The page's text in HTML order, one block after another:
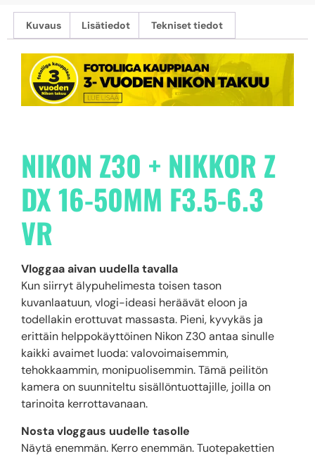
Kuvaus Lisätiedot Tekniset tiedot
NIKON Z30 + NIKKOR Z
DX 16-50MM F3.5-6.3
VR
Vloggaa aivan uudella tavalla
Kun siirryt älypuhelimesta toisen tason
kuvanlaatuun, vlogi-ideasi heräävät eloon ja
todellakin erottuvat massasta. Pieni, kyvykäs ja
erittäin helppokäyttöinen Nikon Z30 antaa sinulle
kaikki avaimet luoda: valovoimaisemmin,
tehokkaammin, monipuolisemmin. Tämä peilitön
kamera on suunniteltu sisällöntuottajille, joilla on
tarinoita kerrottavanaan.
Nosta vloggaus uudelle tasolle
Näytä enemmän. Kerro enemmän. Tuotepakettien